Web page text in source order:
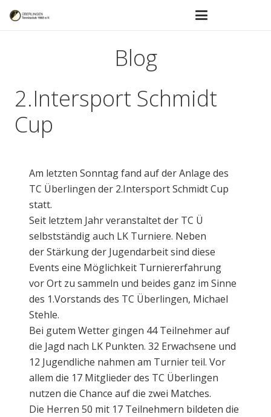
Blog
2.Intersport Schmidt
Cup
Am letzten Sonntag fand auf der Anlage des
TC Überlingen der 2.Intersport Schmidt Cup
statt.
Seit letztem Jahr veranstaltet der TC Ü
selbstständig auch LK Turniere. Neben
der Stärkung der Jugendarbeit sind diese
Events eine Möglichkeit Turniererfahrung
vor Ort zu sammeln und beides ganz im Sinne
des 1.Vorstands des TC Überlingen, Michael
Stehle.
Bei gutem Wetter gingen 44 Teilnehmer auf
die Jagd nach LK Punkten. 32 Erwachsene und
12 Jugendliche nahmen am Turnier teil. Vor
allem die 17 Mitglieder des TC Überlingen
nutzen die Chance auf die zwei Matches.
Die Herren 50 mit 17 Teilnehmern bildeten die